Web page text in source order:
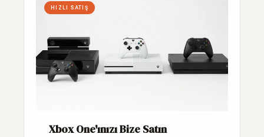
HIZLI SATIŞ
Xbox One'ınızı Bize Satın